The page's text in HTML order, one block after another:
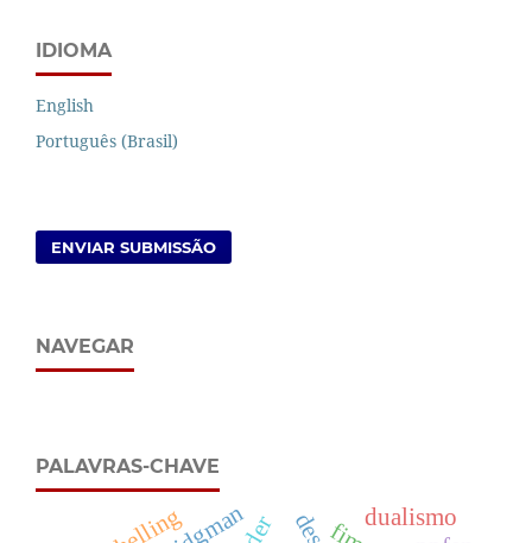
IDIOMA
English
Português (Brasil)
ENVIAR SUBMISSÃO
NAVEGAR
PALAVRAS-CHAVE
dualismo